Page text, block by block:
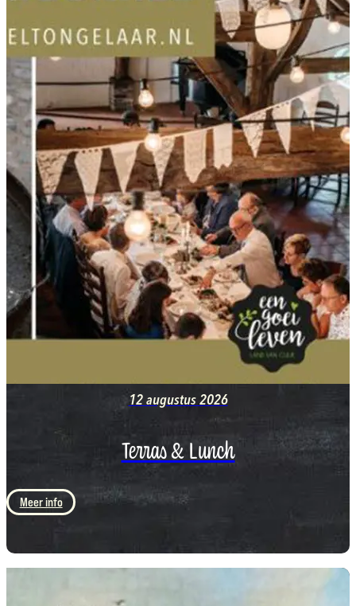
12 augustus 2026
Terras & Lunch
Meer info